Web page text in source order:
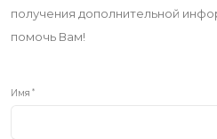
получения дополнительной
помочь Вам!
Имя